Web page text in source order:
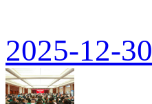
2025-12-30